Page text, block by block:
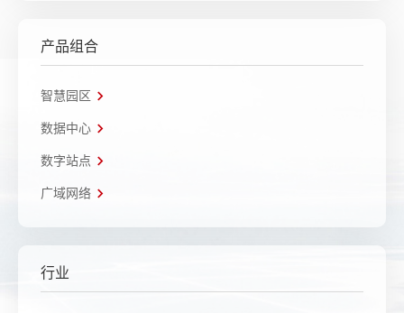
产品组合
智慧园区
数据中心
数字站点
广域网络
行业